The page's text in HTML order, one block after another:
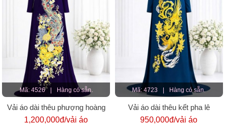
Mã: 4526 Hàng có sẵn.
Vải áo dài thêu phượng hoàng
cao cấp
1,200,000đ/vải áo
Mã: 4723 Hàng có sẵn.
Vải áo dài thêu kết pha lê
950,000đ/vải áo